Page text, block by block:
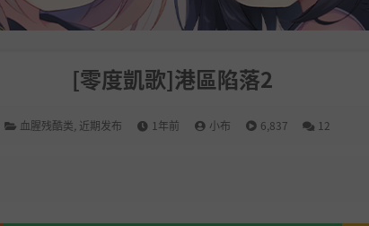
[零度凱歌]港區陷落2
血腥残酷类 近期发布 1年前 小布 6,837 12